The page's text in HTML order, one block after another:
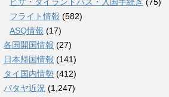
フライト情報 (582)
ASQ情報 (17)
各国開国情報 (27)
日本帰国情報 (141)
タイ国内情勢 (412)
パタヤ近況 (1,247)